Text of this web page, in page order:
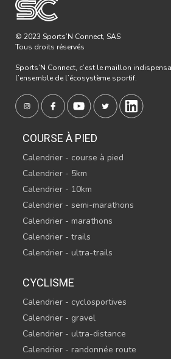
© 2023 Sports’N Connect, SAS
Tous droits réservés
Sports’N Connect, c’est le maillon
l’ensemble de l’écosystème sportif.
COURSE À PIED
Calendrier - course à pied
Calendrier - 5km
Calendrier - 10km
Calendrier - semi-marathons
Calendrier - marathons
Calendrier - trails
Calendrier - ultra-trails
CYCLISME
Calendrier - cyclosportives
Calendrier - gravel
Calendrier - ultra-distance
Calendrier - randonnée route